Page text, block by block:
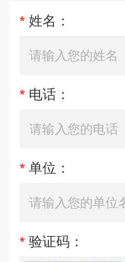
* 姓名：
* 电话：
* 单位：
* 验证码：